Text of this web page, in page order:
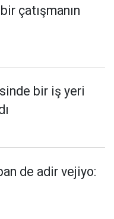
çatışmanın
bir iş yeri
de adir vejiyo: